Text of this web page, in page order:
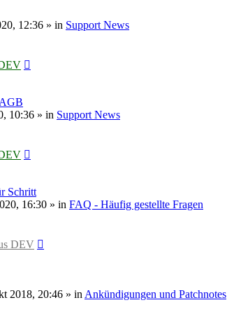
12:36 » in Support News
10:36 » in Support News
Schritt
16:30 » in FAQ - Häufig gestellte Fragen
DEV
2018, 20:46 » in Ankündigungen und Patchnotes